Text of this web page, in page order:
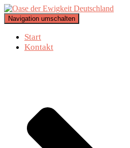
Navigation umschalten
Start
Kontakt